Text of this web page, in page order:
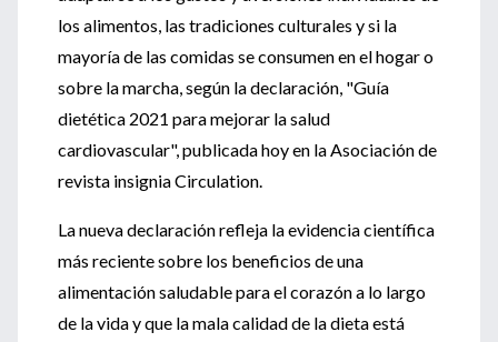
los alimentos, las tradiciones culturales y si la
mayoría de las comidas se consumen en el hogar o
sobre la marcha, según la declaración, "Guía
dietética 2021 para mejorar la salud
cardiovascular", publicada hoy en la Asociación de
revista insignia Circulation.
La nueva declaración refleja la evidencia científica
más reciente sobre los beneficios de una
alimentación saludable para el corazón a lo largo
de la vida y que la mala calidad de la dieta está